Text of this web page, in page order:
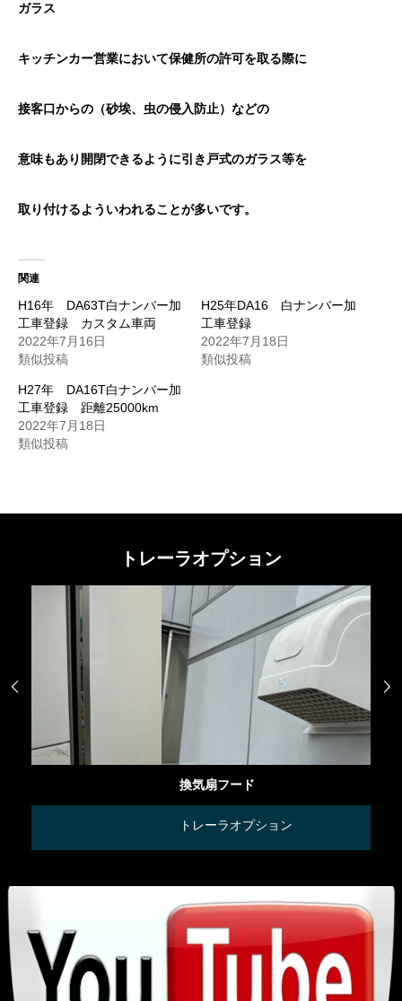
ガラス
キッチンカー営業において保健所の許可を取る際に
接客口からの（砂埃、虫の侵入防止）などの
意味もあり開閉できるように引き戸式のガラス等を
取り付けるよういわれることが多いです。
関連
H16年 DA63T白ナンバー加
工車登録 カスタム車両
2022年7月16日
類似投稿
H25年DA16 白ナンバー加
工車登録
2022年7月18日
類似投稿
H27年 DA16T白ナンバー加
工車登録 距離25000km
2022年7月18日
類似投稿
トレーラオプション
 